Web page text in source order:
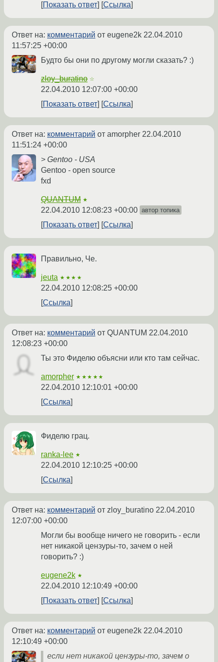
Показать ответ
Ссылка
Ответ на: комментарий от eugene2k 22.04.2010
11:57:25 +00:00
Будто бы они по другому могли сказать? :)
zloy_buratino ☆
22.04.2010 12:07:00 +00:00
Показать ответ
Ссылка
Ответ на: комментарий от amorpher 22.04.2010
11:51:24 +00:00
> Gentoo - USA
Gentoo - open source
fxd
QUANTUM ★
22.04.2010 12:08:23 +00:00 автор топика
Показать ответ Ссылка
Правильно, Че.
jeuta ★★★★
22.04.2010 12:08:25 +00:00
Ссылка
Ответ на: комментарий от QUANTUM 22.04.2010
12:08:23 +00:00
Ты это Фиделю объясни или кто там сейчас.
amorpher ★★★★★
22.04.2010 12:10:01 +00:00
Ссылка
Фиделю грац.
ranka-lee ★
22.04.2010 12:10:25 +00:00
Ссылка
Ответ на: комментарий от zloy_buratino 22.04.2010
12:07:00 +00:00
Могли бы вообще ничего не говорить - если
нет никакой цензуры-то, зачем о ней
говорить? :)
eugene2k ★
22.04.2010 12:10:49 +00:00
Показать ответ
Ссылка
Ответ на: комментарий от eugene2k 22.04.2010
12:10:49 +00:00
если нет никакой цензуры-то, зачем о